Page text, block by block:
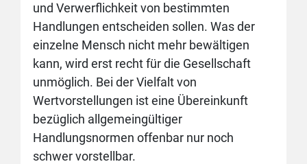
und Verwerflichkeit von bestimmten
Handlungen entscheiden sollen. Was der
einzelne Mensch nicht mehr bewältigen
kann, wird erst recht für die Gesellschaft
unmöglich. Bei der Vielfalt von
Wertvorstellungen ist eine Übereinkunft
bezüglich allgemeingültiger
Handlungsnormen offenbar nur noch
schwer vorstellbar.